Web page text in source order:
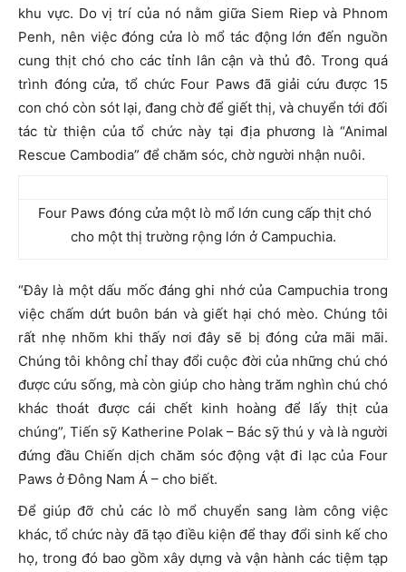
khu vực. Do vị trí của nó nằm giữa Siem Riep và Phnom
Penh, nên việc đóng cửa lò mổ tác động lớn đến nguồn
cung thịt chó cho các tỉnh lân cận và thủ đô. Trong quá
trình đóng cửa, tổ chức Four Paws đã giải cứu được 15
con chó còn sót lại, đang chờ để giết thị, và chuyển tới đối
tác từ thiện của tổ chức này tại địa phương là “Animal
Rescue Cambodia” để chăm sóc, chờ người nhận nuôi.
Four Paws đóng cửa một lò mổ lớn cung cấp thịt chó
cho một thị trường rộng lớn ở Campuchia.
“Đây là một dấu mốc đáng ghi nhớ của Campuchia trong
việc chấm dứt buôn bán và giết hại chó mèo. Chúng tôi
rất nhẹ nhõm khi thấy nơi đây sẽ bị đóng cửa mãi mãi.
Chúng tôi không chỉ thay đổi cuộc đời của những chú chó
được cứu sống, mà còn giúp cho hàng trăm nghìn chú chó
khác thoát được cái chết kinh hoàng để lấy thịt của
chúng”, Tiến sỹ Katherine Polak – Bác sỹ thú y và là người
đứng đầu Chiến dịch chăm sóc động vật đi lạc của Four
Paws ở Đông Nam Á – cho biết.
Để giúp đỡ chủ các lò mổ chuyển sang làm công việc
khác, tổ chức này đã tạo điều kiện để thay đổi sinh kế cho
họ, trong đó bao gồm xây dựng và vận hành các tiệm tạp